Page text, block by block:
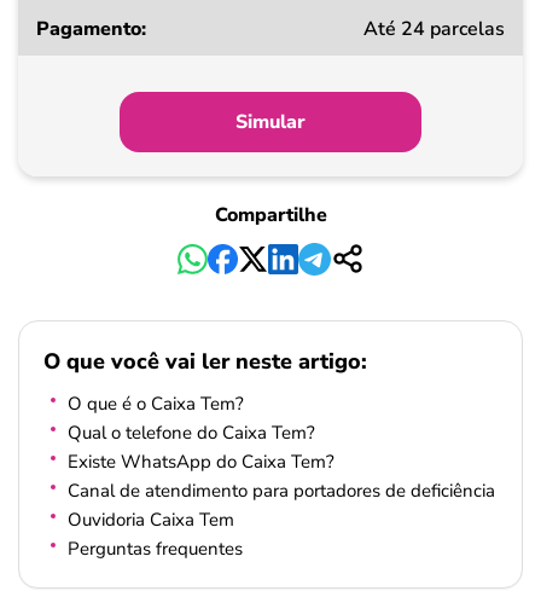
Até 24 parcelas
Simular
Compartilhe
O que você vai ler neste artigo:
O que é o Caixa Tem?
Qual o telefone do Caixa Tem?
Existe WhatsApp do Caixa Tem?
Canal de atendimento para portadores de deficiência
Ouvidoria Caixa Tem
Perguntas frequentes